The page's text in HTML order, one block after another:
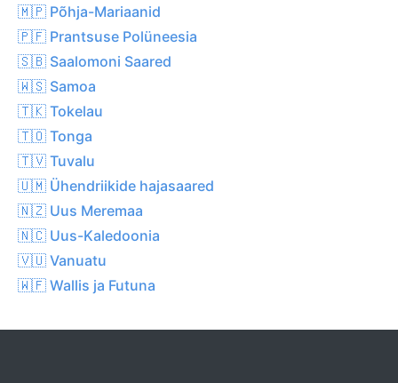
🇲🇵 Põhja-Mariaanid
🇵🇫 Prantsuse Polüneesia
🇸🇧 Saalomoni Saared
🇼🇸 Samoa
🇹🇰 Tokelau
🇹🇴 Tonga
🇹🇻 Tuvalu
🇺🇲 Ühendriikide hajasaared
🇳🇿 Uus Meremaa
🇳🇨 Uus-Kaledoonia
🇻🇺 Vanuatu
🇼🇫 Wallis ja Futuna